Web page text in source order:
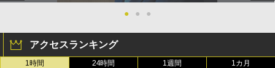
●
● ●
アクセスランキング
1時間 24時間 1週間 1カ月